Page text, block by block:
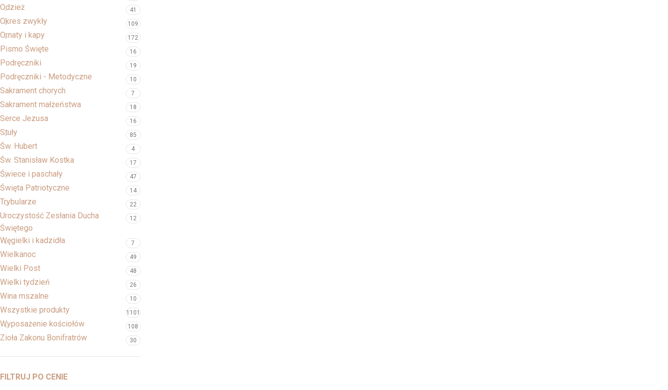
Odzież 41
Okres zwykły 109
Ornaty i kapy 172
Pismo Święte 16
Podręczniki 19
Podręczniki - Metodyczne 10
Sakrament chorych 7
Sakrament małżeństwa 18
Serce Jezusa 16
Stuły 85
Św. Hubert 4
Św. Stanisław Kostka 17
Świece i paschały 47
Święta Patriotyczne 14
Trybularze 22
Uroczystość Zesłania Ducha
Świętego
12
Węgielki i kadzidła 7
Wielkanoc 49
Wielki Post 48
Wielki tydzień 26
Wina mszalne 10
Wszystkie produkty 1101
Wyposażenie kościołów 108
Zioła Zakonu Bonifratrów 30
FILTRUJ PO CENIE